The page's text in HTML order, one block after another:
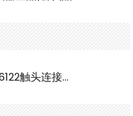
触头连接器-兼容HARTING|09330006122触头连接器替代品说明